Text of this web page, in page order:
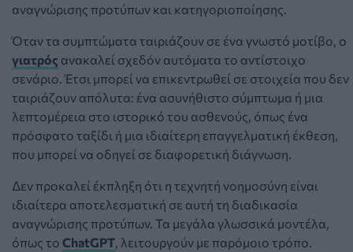
αναγνώρισης προτύπων και κατηγοριοποίησης.
Όταν τα συμπτώματα ταιριάζουν σε ένα γνωστό μοτίβο, ο
γιατρός ανακαλεί σχεδόν αυτόματα το αντίστοιχο
σενάριο. Έτσι μπορεί να επικεντρωθεί σε στοιχεία που δεν
ταιριάζουν απόλυτα: ένα ασυνήθιστο σύμπτωμα ή μια
λεπτομέρεια στο ιστορικό του ασθενούς, όπως ένα
πρόσφατο ταξίδι ή μια ιδιαίτερη επαγγελματική έκθεση,
που μπορεί να οδηγεί σε διαφορετική διάγνωση.
Δεν προκαλεί έκπληξη ότι η τεχνητή νοημοσύνη είναι
ιδιαίτερα αποτελεσματική σε αυτή τη διαδικασία
αναγνώρισης προτύπων. Τα μεγάλα γλωσσικά μοντέλα,
όπως το ChatGPT , λειτουργούν με παρόμοιο τρόπο.